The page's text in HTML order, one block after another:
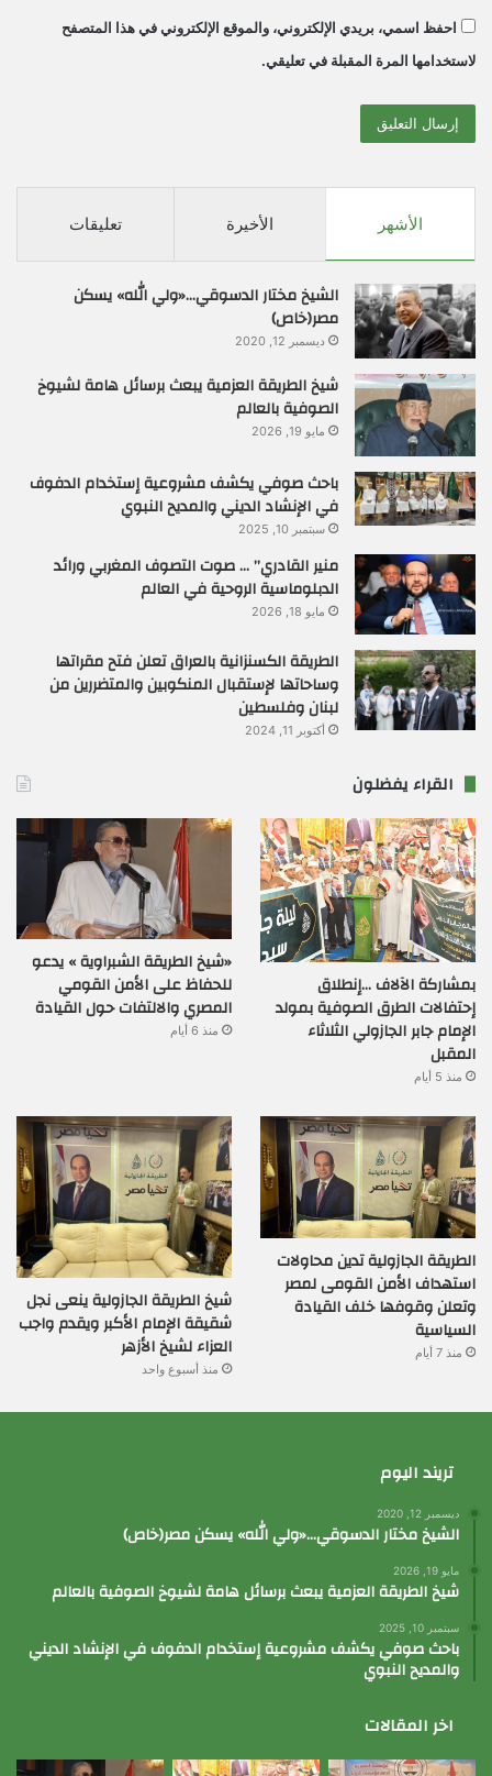
احفظ اسمي، بريدي الإلكتروني، والموقع الإلكتروني في هذا المتصفح
لاستخدامها المرة المقبلة في تعليقي.
الأشهر الأخيرة تعليقات
الشيخ مختار الدسوقي…«ولي الله» يسكن
مصر(خاص)
ديسمبر 12, 2020
شيخ الطريقة العزمية يبعث برسائل هامة لشيوخ
الصوفية بالعالم
مايو 19, 2026
باحث صوفي يكشف مشروعية إستخدام الدفوف
في الإنشاد الديني والمديح النبوي
سبتمبر 10, 2025
منير القادري” … صوت التصوف المغربي ورائد
الدبلوماسية الروحية في العالم
مايو 18, 2026
الطريقة الكسنزانية بالعراق تعلن فتح مقراتها
وساحاتها لإستقبال المنكوبين والمتضررين من
لبنان وفلسطين
أكتوبر 11, 2024
القراء يفضلون
بمشاركة الآلاف …إنطلاق
إحتفالات الطرق الصوفية بمولد
الإمام جابر الجازولي الثلاثاء
المقبل
منذ 5 أيام
«شيخ الطريقة الشبراوية » يدعو
للحفاظ على الأمن القومي
المصري والالتفات حول القيادة
منذ 6 أيام
الطريقة الجازولية تدين محاولات
استهداف الأمن القومى لمصر
وتعلن وقوفها خلف القيادة
السياسية
منذ 7 أيام
شيخ الطريقة الجازولية ينعى نجل
شقيقة الإمام الأكبر ويقدم واجب
العزاء لشيخ الأزهر
منذ أسبوع واحد
تريند اليوم
ديسمبر 12, 2020
الشيخ مختار الدسوقي…«ولي الله» يسكن مصر(خاص)
مايو 19, 2026
شيخ الطريقة العزمية يبعث برسائل هامة لشيوخ الصوفية بالعالم
سبتمبر 10, 2025
باحث صوفي يكشف مشروعية إستخدام الدفوف في الإنشاد الديني
والمديح النبوي
اخر المقالات